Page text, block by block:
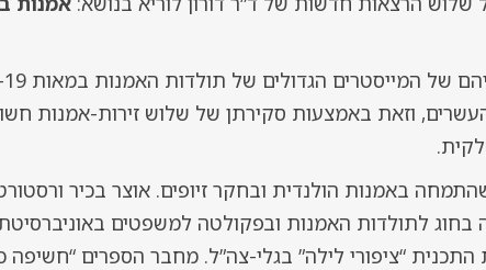
וזאת באמצעות סקירתן של שלוש זירות-אמנות
באמנות הולנדית ובחקר זיופים. אוצר בכיר
לתולדות האמנות ובפקולטה למשפטים
שנים (2005-2008) את התכנית “ציפורי לילה” בגלי-צה”ל. מחבר הספרים